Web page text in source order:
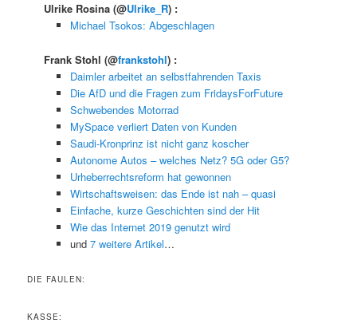
Ulrike Rosina(@Ulrike_R) :
Michael Tsokos: Abgeschlagen
Frank Stohl(@frankstohl) :
Daimler arbeitet an selbstfahrenden Taxis
Die AfD und die Fragen zum FridaysForFuture
Schwebendes Motorrad
MySpace verliert Daten von Kunden
Saudi-Kronprinz ist nicht ganz koscher
Autonome Autos – welches Netz? 5G oder G5?
Urheberrechtsreform hat gewonnen
Wirtschaftsweisen: das Ende ist nah – quasi
Einfache, kurze Geschichten sind der Hit
Wie das Internet 2019 genutzt wird
und 7 weitere Artikel…
DIE FAULEN:
KASSE: